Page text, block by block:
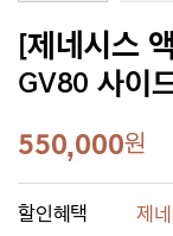
[제네시스
GV80 사이
550,000원
할인혜택
제